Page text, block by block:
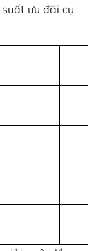
ưu đãi cụ